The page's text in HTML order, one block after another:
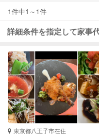
1件中1 ～ 1件
詳細条件を指定して家事
東京都八王子市在住